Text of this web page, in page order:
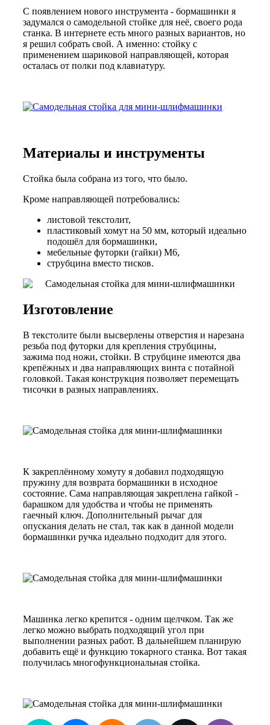
С появлением нового инструмента - бормашинки я
задумался о самодельной стойке для неё, своего рода
станка. В интернете есть много разных вариантов, но
я решил собрать свой. А именно: стойку с
применением шариковой направляющей, которая
осталась от полки под клавиатуру.
Материалы и инструменты
Стойка была собрана из того, что было.
Кроме направляющей потребовались:
листовой текстолит,
пластиковый хомут на 50 мм, который идеально
подошёл для бормашинки,
мебельные футорки (гайки) М6,
струбцина вместо тисков.
Изготовление
В текстолите были высверлены отверстия и нарезана
резьба под футорки для крепления струбцины,
зажима под ножи, стойки. В струбцине имеются два
крепёжных и два направляющих винта с потайной
головкой. Такая конструкция позволяет перемещать
тисочки в разных направлениях.
К закреплённому хомуту я добавил подходящую
пружину для возврата бормашинки в исходное
состояние. Сама направляющая закреплена гайкой -
барашком для удобства и чтобы не применять
гаечный ключ. Дополнительный рычаг для
опускания делать не стал, так как в данной модели
бормашинки ручка идеально подходит для этого.
Машинка легко крепится - одним щелчком. Так же
легко можно выбрать подходящий угол при
выполнении разных работ. В дальнейшем планирую
добавить ещё и функцию токарного станка. Вот такая
получилась многофункциональная стойка.